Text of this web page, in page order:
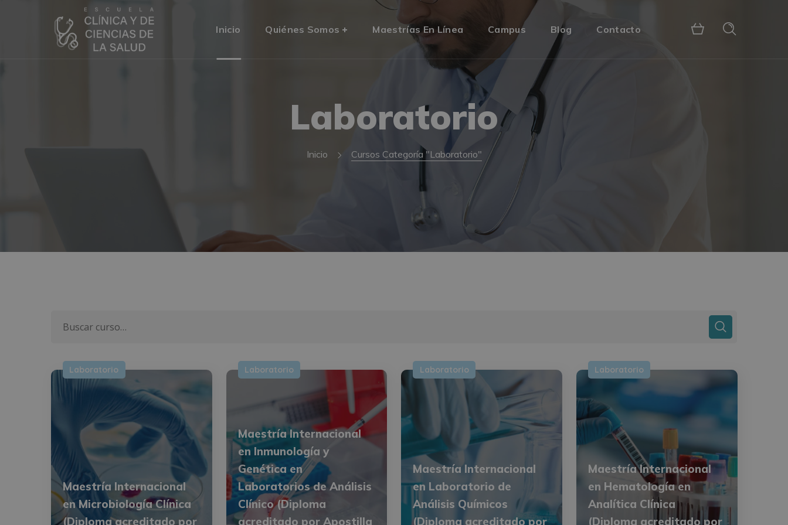
Inicio Quiénes Somos Maestrías En Línea Campus Blog Contacto
Laboratorio
Inicio Cursos Categoría "Laboratorio"
Laboratorio
Maestría Internacional
en Microbiología Clínica
(Diploma acreditado por
Laboratorio
Maestría Internacional
en Inmunología y
Genética en
Laboratorios de Análisis
Clínico (Diploma
acreditado por Apostilla
Laboratorio
Maestría Internacional
en Laboratorio de
Análisis Químicos
(Diploma acreditado por
Laboratorio
Maestría Internacional
en Hematología en
Analítica Clínica
(Diploma acreditado por